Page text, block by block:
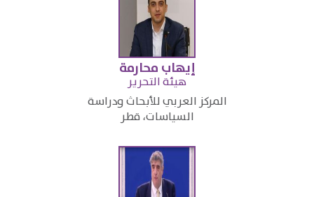
إيهاب محارمة
​هيئة التحرير
المركز العربي للأبحاث ودراسة
السياسات، قطر​